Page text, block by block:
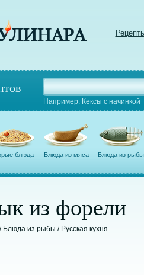
Например: Кексы с начинкой
блюда Блюда из мяса Блюда из рыбы
из форели
/ Блюда из рыбы / Русская кухня